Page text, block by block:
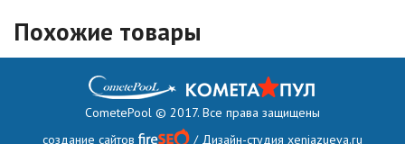
Похожие товары
CometePool © 2017. Все права защищены
создание сайтов
/ Дизайн-студия xeniazueva.ru